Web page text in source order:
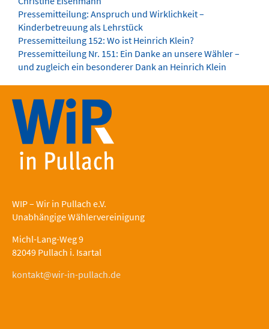
Pressemitteilung: Anspruch und Wirklichkeit –
Kinderbetreuung als Lehrstück
Pressemitteilung 152: Wo ist Heinrich Klein?
Pressemitteilung Nr. 151: Ein Danke an unsere Wähler –
und zugleich ein besonderer Dank an Heinrich Klein
WIP – Wir in Pullach e.V.
Unabhängige Wählervereinigung
Michl-Lang-Weg 9
82049 Pullach i. Isartal
kontakt@wir-in-pullach.de